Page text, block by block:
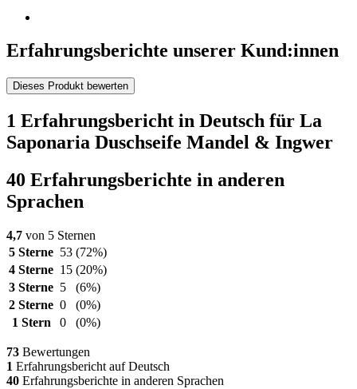
Erfahrungsberichte unserer Kund:innen
Dieses Produkt bewerten
1 Erfahrungsbericht in Deutsch für La
Saponaria Duschseife Mandel & Ingwer
40 Erfahrungsberichte in anderen
Sprachen
4,7 von 5 Sternen
5 Sterne 53 (72%)
4 Sterne 15 (20%)
3 Sterne 5
(6%)
2 Sterne 0
(0%)
1 Stern
0 (0%)
73 Bewertungen
1 Erfahrungsbericht auf Deutsch
40 Erfahrungsberichte in anderen Sprachen